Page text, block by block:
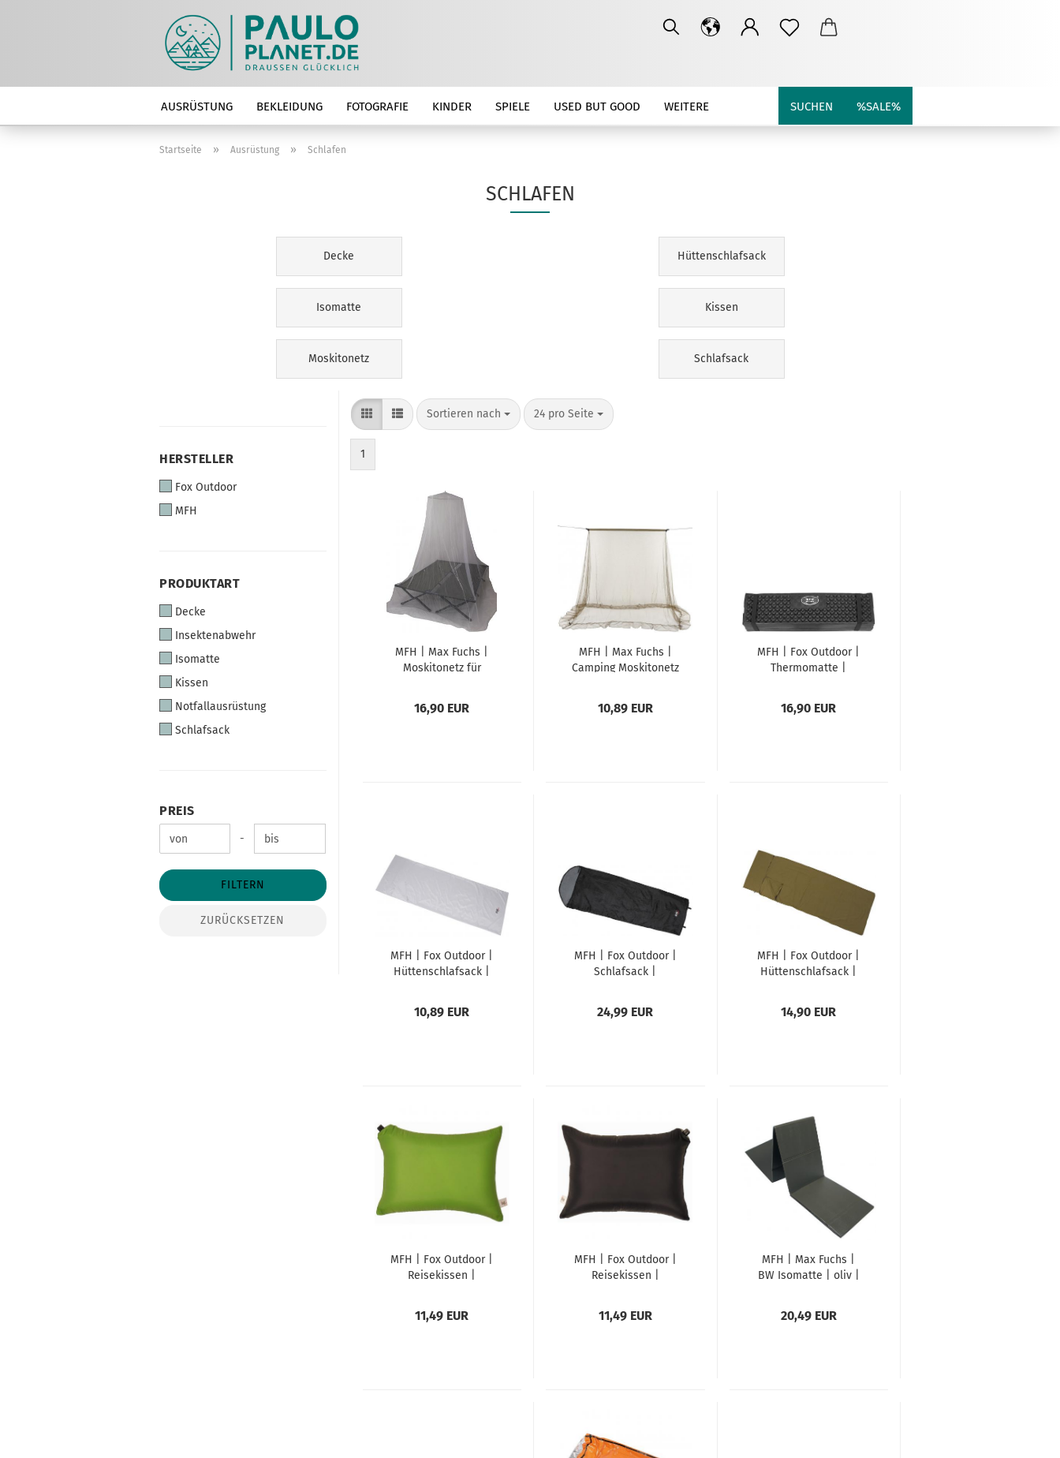
AUSRÜSTUNG BEKLEIDUNG FOTOGRAFIE KINDER SPIELE USED BUT GOOD SUCHEN %SALE%
WEITERE
Startseite » Ausrüstung » Schlafen
SCHLAFEN
Decke Hüttenschlafsack
Isomatte Kissen
Moskitonetz Schlafsack
HERSTELLER
HERSTELLER
Fox Outdoor
MFH
PRODUKTART
PRODUKTART
Decke
Insektenabwehr
Isomatte
Kissen
Notfallausrüstung
Schlafsack
PREIS
Preis bis -
FILTERN
ZURÜCKSETZEN
Sortieren nach
Sortieren nach 24 pro Seite
pro Seite
1
MFH | Max Fuchs |
Moskitonetz für
16,90 EUR
MFH | Max Fuchs |
Camping Moskitonetz
10,89 EUR
MFH | Fox Outdoor |
Thermomatte |
16,90 EUR
MFH | Fox Outdoor |
Hüttenschlafsack |
grau | Microfaser
10,89 EUR
MFH | Fox Outdoor |
Schlafsack |
24,99 EUR
MFH | Fox Outdoor |
Hüttenschlafsack |
coyote tan |
14,90 EUR
MFH | Fox Outdoor |
Reisekissen |
11,49 EUR
MFH | Fox Outdoor |
Reisekissen |
11,49 EUR
MFH | Max Fuchs |
BW Isomatte | oliv |
20,49 EUR